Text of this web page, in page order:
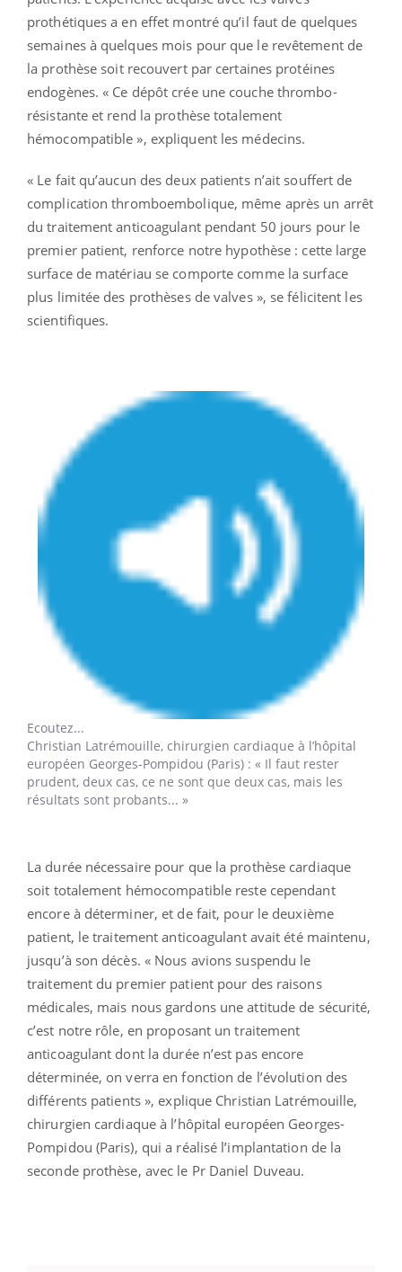
prothétiques a en effet montré qu’il faut de quelques
semaines à quelques mois pour que le revêtement de
la prothèse soit recouvert par certaines protéines
endogènes. « Ce dépôt crée une couche thrombo-
résistante et rend la prothèse totalement
hémocompatible », expliquent les médecins.
« Le fait qu’aucun des deux patients n’ait souffert de
complication thromboembolique, même après un arrêt
du traitement anticoagulant pendant 50 jours pour le
premier patient, renforce notre hypothèse : cette large
surface de matériau se comporte comme la surface
plus limitée des prothèses de valves », se félicitent les
scientifiques.
Ecoutez...
Christian Latrémouille, chirurgien cardiaque à l’hôpital
européen Georges-Pompidou (Paris) : « Il faut rester
prudent, deux cas, ce ne sont que deux cas, mais les
résultats sont probants... »
La durée nécessaire pour que la prothèse cardiaque
soit totalement hémocompatible reste cependant
encore à déterminer, et de fait, pour le deuxième
patient, le traitement anticoagulant avait été maintenu,
jusqu’à son décès. « Nous avions suspendu le
traitement du premier patient pour des raisons
médicales, mais nous gardons une attitude de sécurité,
c’est notre rôle, en proposant un traitement
anticoagulant dont la durée n’est pas encore
déterminée, on verra en fonction de l’évolution des
différents patients », explique Christian Latrémouille,
chirurgien cardiaque à l’hôpital européen Georges-
Pompidou (Paris), qui a réalisé l’implantation de la
seconde prothèse, avec le Pr Daniel Duveau.